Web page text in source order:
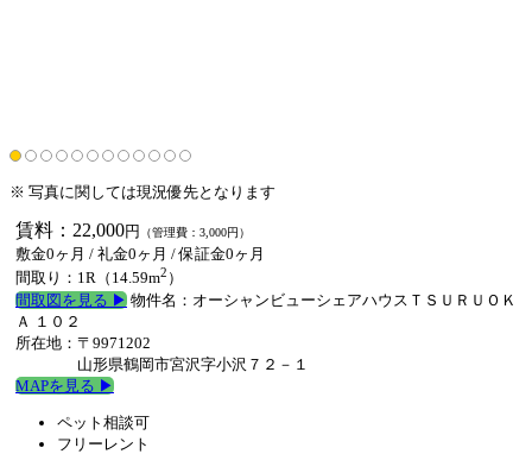
※ 写真に関しては現況優先となります
賃料：22,000円 （管理費：3,000円）
敷金0ヶ月 / 礼金0ヶ月 /保証金0ヶ月
間取り：1R（14.59m2 ）
間取図を見る ▶︎ 物件名：オーシャンビューシェアハウスＴＳＵＲＵＯＫ
Ａ １０２
所在地：〒9971202
山形県鶴岡市宮沢字小沢７２－１
MAPを見る ▶︎
ペット相談可
フリーレント